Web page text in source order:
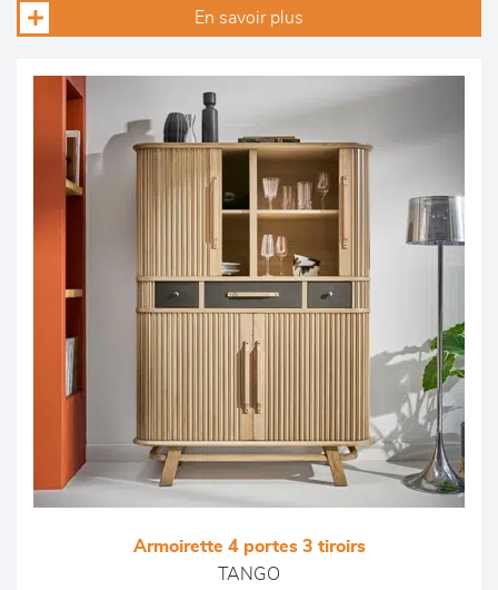
En savoir plus
Armoirette 4 portes 3 tiroirs
TANGO